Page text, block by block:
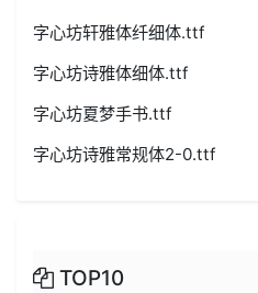
字心坊轩雅体纤细体.ttf
字心坊诗雅体细体.ttf
字心坊夏梦手书.ttf
字心坊诗雅常规体2-0.ttf
TOP10